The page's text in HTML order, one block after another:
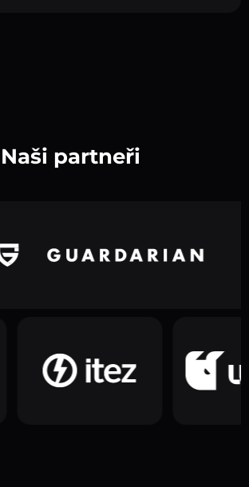
Naši partneři